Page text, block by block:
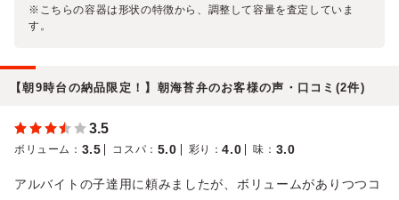
※こちらの容器は形状の特徴から、調整して容量を査定していま
す。
【朝9時台の納品限定！】朝海苔弁のお客様の声・口コミ(2件)
3.5
ボリューム ： 3.5 コスパ ： 5.0 彩り ：4.0 味 ： 3.0
アルバイトの子達用に頼みましたが、ボリュームがありつつコ